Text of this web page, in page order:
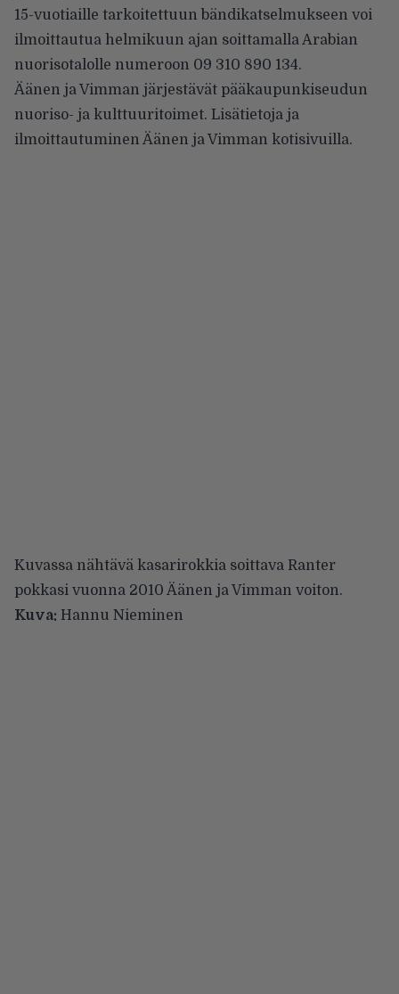
15-vuotiaille tarkoitettuun bändikatselmukseen voi
ilmoittautua helmikuun ajan soittamalla Arabian
nuorisotalolle numeroon 09 310 890 134.
Äänen ja Vimman järjestävät pääkaupunkiseudun
nuoriso- ja kulttuuritoimet. Lisätietoja ja
ilmoittautuminen Äänen ja Vimman kotisivuilla.
Kuvassa nähtävä kasarirokkia soittava Ranter
pokkasi vuonna 2010 Äänen ja Vimman voiton.
Kuva: Hannu Nieminen